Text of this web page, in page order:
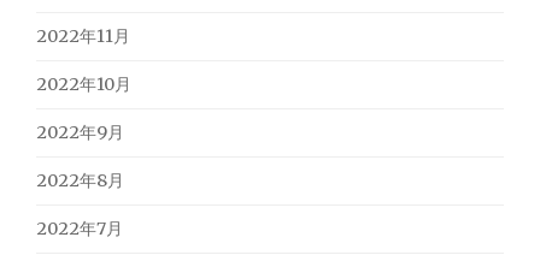
2022年11月
2022年10月
2022年9月
2022年8月
2022年7月